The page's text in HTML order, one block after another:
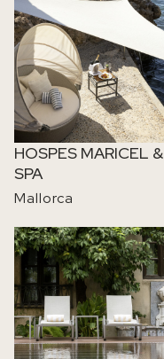
HOSPES MARICEL &
SPA
Mallorca
IMAGE